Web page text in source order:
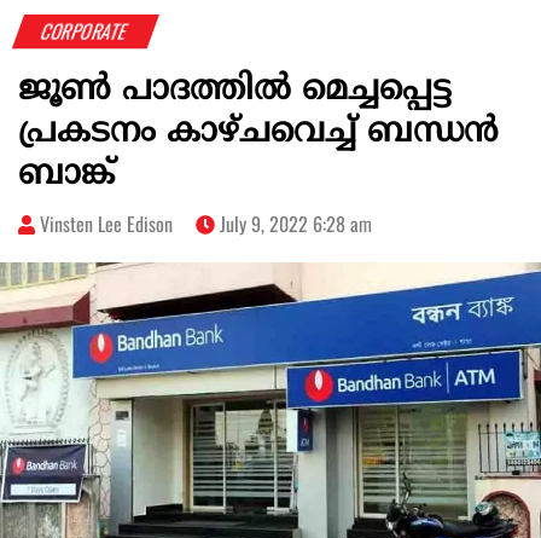
CORPORATE
ജൂൺ പാദത്തിൽ മെച്ചപ്പെട്ട
പ്രകടനം കാഴ്ചവെച്ച് ബന്ധൻ
ബാങ്ക്
Vinsten Lee Edison July 9, 2022 6:28 am